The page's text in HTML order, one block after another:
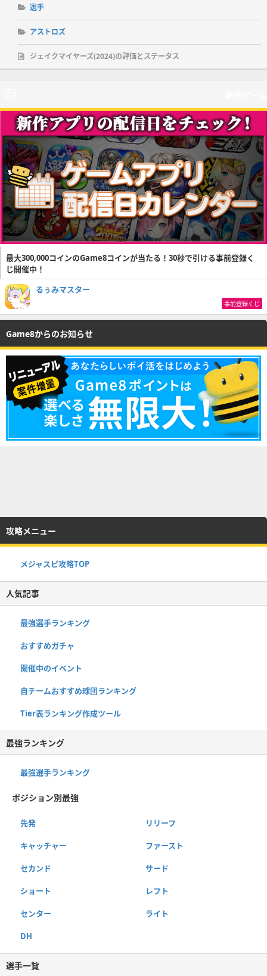
選手
アストロズ
ジェイクマイヤーズ(2024)の評価とステータス
最大300,000コインのGame8コインが当たる！30秒で引ける事前登録く
じ開催中！
るぅみマスター
事前登録くじ
Game8からのお知らせ
攻略メニュー
メジャスピ攻略TOP
人気記事
最強選手ランキング
おすすめガチャ
開催中のイベント
自チームおすすめ球団ランキング
Tier表ランキング作成ツール
最強ランキング
最強選手ランキング
ポジション別最強
先発 リリーフ
キャッチャー ファースト
セカンド サード
ショート レフト
センター ライト
DH
選手一覧